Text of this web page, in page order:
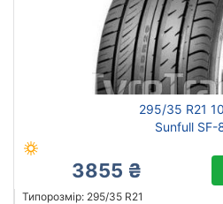
295/35 R21
Sunfull SF-
3855 ₴
Типорозмір: 295/35 R21